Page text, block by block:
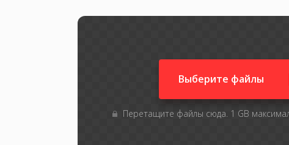
Выберите файлы
Перетащите файлы сюда. 1 GB